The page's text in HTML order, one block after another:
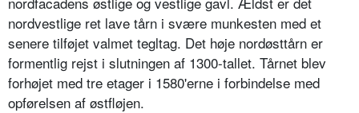
nordvestlige ret lave tårn i svære munkesten med et
senere tilføjet valmet tegltag. Det høje nordøsttårn er
formentlig rejst i slutningen af 1300-tallet. Tårnet blev
forhøjet med tre etager i 1580'erne i forbindelse med
opførelsen af østfløjen.